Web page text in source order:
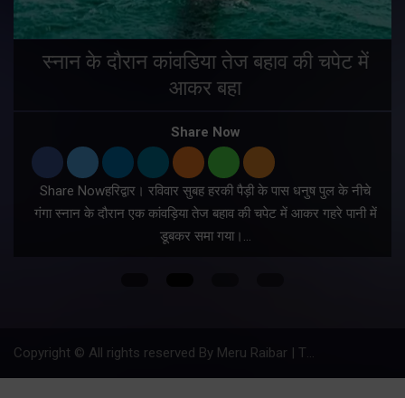
स्नान के दौरान कांवडिया तेज बहाव की चपेट में
आकर बहा
Share Now
Share Nowहरिद्वार। रविवार सुबह हरकी पैड़ी के पास धनुष पुल के नीचे
गंगा स्नान के दौरान एक कांवड़िया तेज बहाव की चपेट में आकर गहरे पानी में
डूबकर समा गया।…
Copyright © All rights reserved By Meru Raibar | Theme by